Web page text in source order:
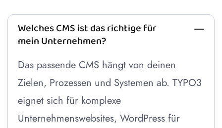
Welches CMS ist das richtige für
mein Unternehmen?
Das passende CMS hängt von deinen
Zielen, Prozessen und Systemen ab. TYPO3
eignet sich für komplexe
Unternehmenswebsites, WordPress für